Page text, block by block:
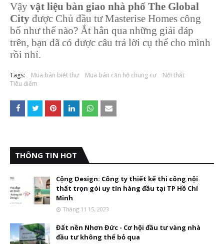
Vậy vật liệu bàn giao nhà phố The Global
City được Chủ đầu tư Masterise Homes công
bố như thế nào? Ắt hẳn qua những giải đáp
trên, bạn đã có được câu trả lời cụ thể cho mình
rồi nhỉ.
Tags: Mua bán biệt thự Mua bán căn hộ chung cư
Nội thất
Tiêu điểm
THÔNG TIN HOT
Cộng Design: Công ty thiết kế thi công nội
thất trọn gói uy tín hàng đầu tại TP Hồ Chí
Minh
Tháng 11 15, 2023
Đất nền Nhơn Đức - Cơ hội đầu tư vàng nhà
đầu tư không thể bỏ qua